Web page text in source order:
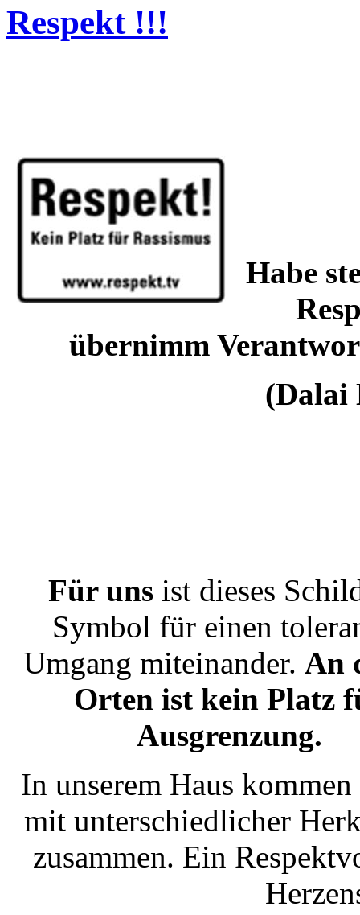
Respekt !!!
Habe
übernimm
(Dalai
Für uns ist dieses
Symbol für einen
Umgang miteinander. An
Orten ist kein Platz
Ausgrenzung.
In unserem Haus
mit unterschiedlicher
zusammen. Ein